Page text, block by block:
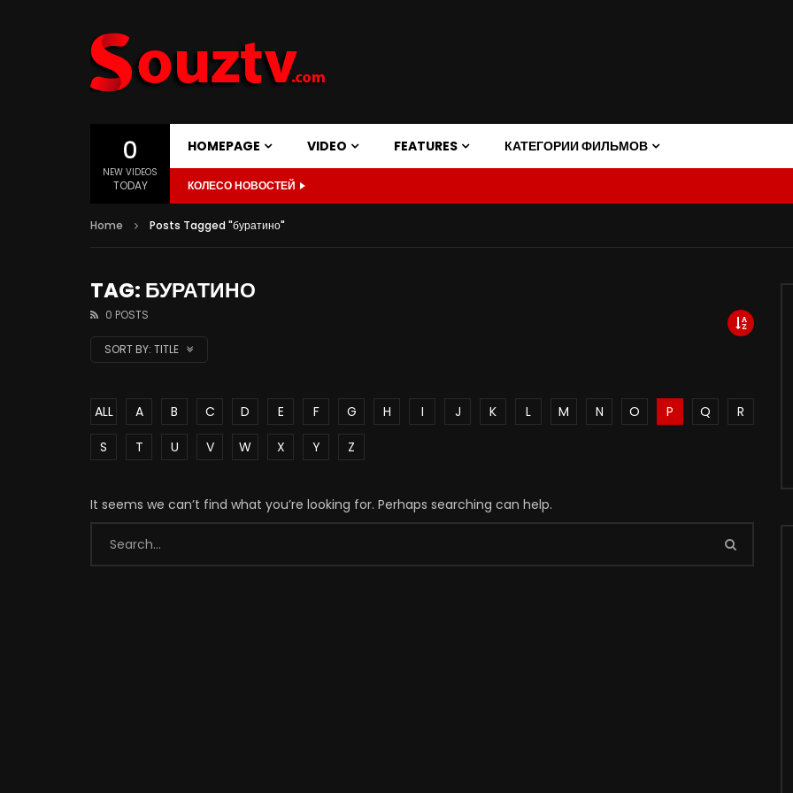
0
NEW VIDEOS
TODAY
HOMEPAGE VIDEO FEATURES КАТЕГОРИИ ФИЛЬМОВ
КОЛЕСО НОВОСТЕЙ
Home Posts Tagged "буратино"
TAG: БУРАТИНО
0 POSTS
SORT BY: TITLE
ALL A B C D E F G H I J K L M N O P Q
R
S
T U V W X Y Z
It seems we can’t find what you’re looking for. Perhaps searching can help.